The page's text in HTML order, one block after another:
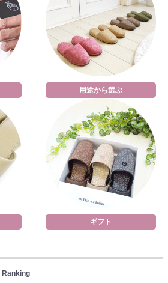
用途から選ぶ
ギフト
Ranking